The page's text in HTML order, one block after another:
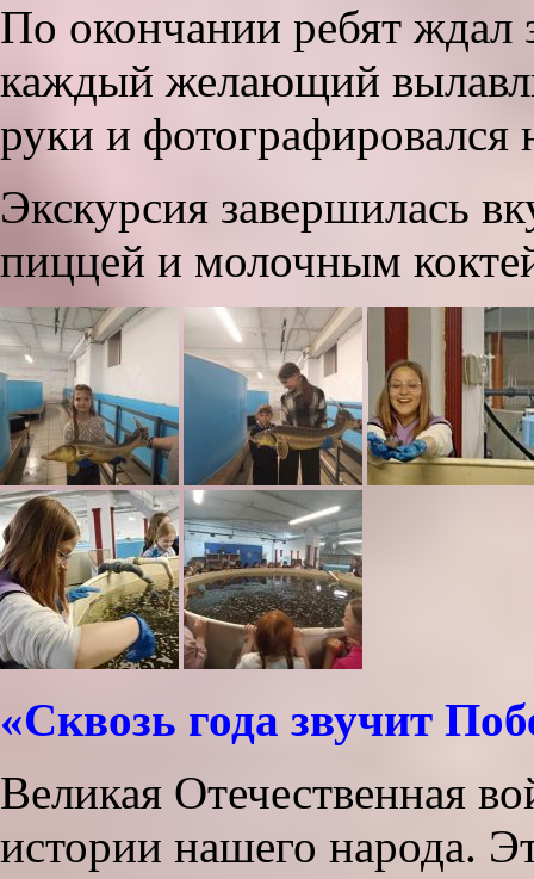
По окончании ребят ждал
каждый желающий
руки и фотографировался
Экскурсия завершилась
пиццей и молочным
«Сквозь года звучит
Великая Отечественная
истории нашего народа.